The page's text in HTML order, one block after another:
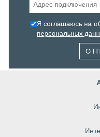
Я соглашаюсь на
персональных